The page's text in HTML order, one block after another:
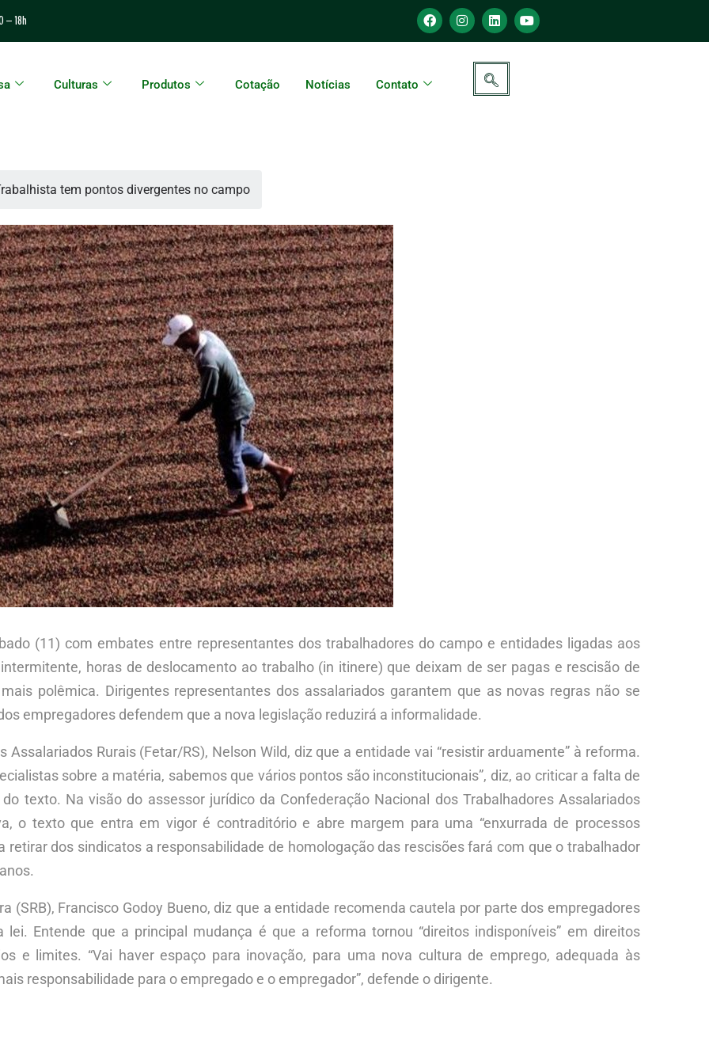
– 18h
Culturas Produtos Cotação Notícias Contato
tem pontos divergentes no campo
(11) com embates entre representantes dos trabalhadores do campo e entidades ligadas aos
horas de deslocamento ao trabalho (in itinere) que deixam de ser pagas e rescisão de
polêmica. Dirigentes representantes dos assalariados garantem que as novas regras não se
empregadores defendem que a nova legislação reduzirá a informalidade.
Assalariados Rurais (Fetar/RS), Nelson Wild, diz que a entidade vai “resistir arduamente” à reforma.
sobre a matéria, sabemos que vários pontos são inconstitucionais”, diz, ao criticar a falta de
texto. Na visão do assessor jurídico da Confederação Nacional dos Trabalhadores Assalariados
o texto que entra em vigor é contraditório e abre margem para uma “enxurrada de processos
retirar dos sindicatos a responsabilidade de homologação das rescisões fará com que o trabalhador
(SRB), Francisco Godoy Bueno, diz que a entidade recomenda cautela por parte dos empregadores
Entende que a principal mudança é que a reforma tornou “direitos indisponíveis” em direitos
e limites. “Vai haver espaço para inovação, para uma nova cultura de emprego, adequada às
responsabilidade para o empregado e o empregador”, defende o dirigente.